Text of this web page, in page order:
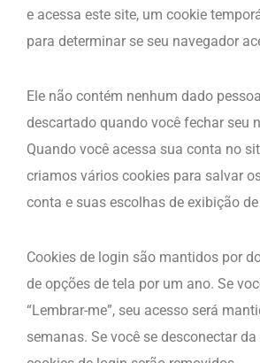
e acessa este site, um cookie
para determinar se seu navegador
Ele não contém nenhum dado
descartado quando você fechar seu
Quando você acessa sua conta no
criamos vários cookies para salvar
conta e suas escolhas de exibição
Cookies de login são mantidos por
de opções de tela por um ano. Se
“Lembrar-me”, seu acesso será
semanas. Se você se desconectar